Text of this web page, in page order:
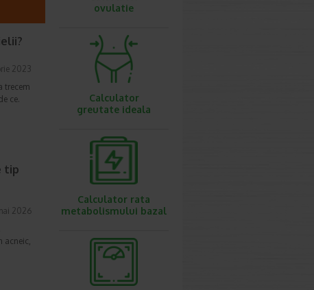
2023
trecem
ce.
tip
2026
acneic,
ovulatie
Calculator
greutate ideala
Calculator rata
metabolismului bazal